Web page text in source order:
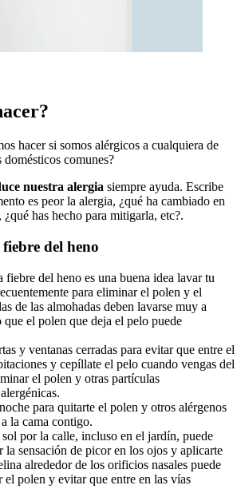
hacer si somos alérgicos a cualquiera de
domésticos comunes?
nuestra alergia siempre ayuda. Escribe
es peor la alergia, ¿qué ha cambiado en
¿qué has hecho para mitigarla, etc?.
del heno
fiebre del heno es una buena idea lavar tu
para eliminar el polen y el
de las almohadas deben lavarse muy a
que el polen que deja el pelo puede
y ventanas cerradas para evitar que entre el
y cepíllate el pelo cuando vengas del
el polen y otras partículas
para quitarte el polen y otros alérgenos
la cama contigo.
por la calle, incluso en el jardín, puede
la sensación de picor en los ojos y aplicarte
alrededor de los orificios nasales puede
el polen y evitar que entre en las vías